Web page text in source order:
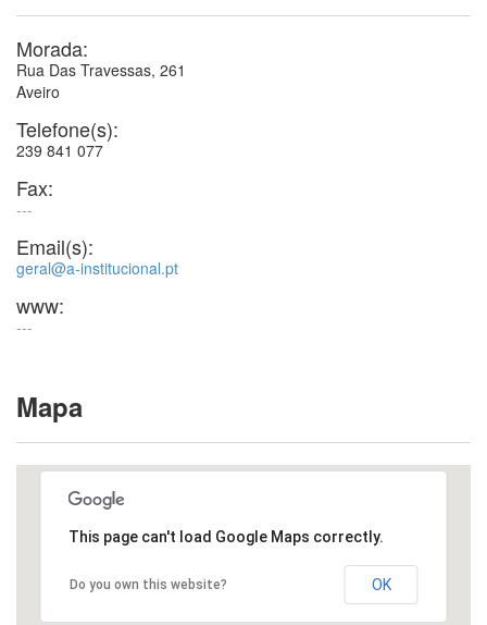
Morada:
Rua Das Travessas, 261
Aveiro
Telefone(s):
239 841 077
Fax:
---
Email(s):
geral@a-institucional.pt
www:
---
Mapa
This page can't load Google Maps correctly.
Do you own this website? OK